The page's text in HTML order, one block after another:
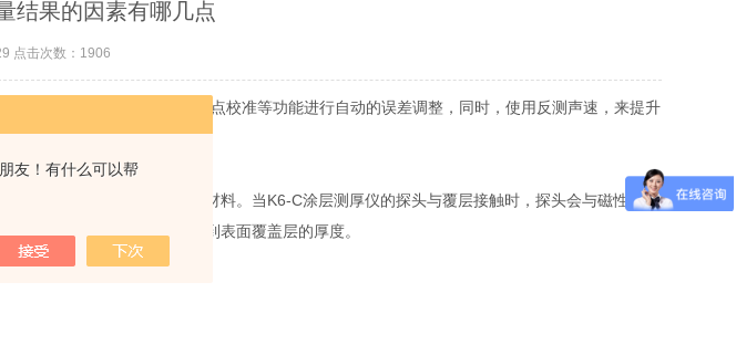
友！有什么可以帮
结果的因素有哪几点
点击次数：1906
，通过探头到零度校准和两点校准等功能进行自动的误差调整，同时，使用反测声速，来提升
量和电涡流测量。
来测量钢、铁、银等导磁材料。当K6-C涂层测厚仪的探头与覆层接触时，探头会与磁性金属
量磁阻的变化量，就可以得到表面覆盖层的厚度。